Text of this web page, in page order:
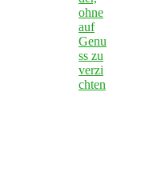
ohne
auf
Genu
ss zu
verzi
chten